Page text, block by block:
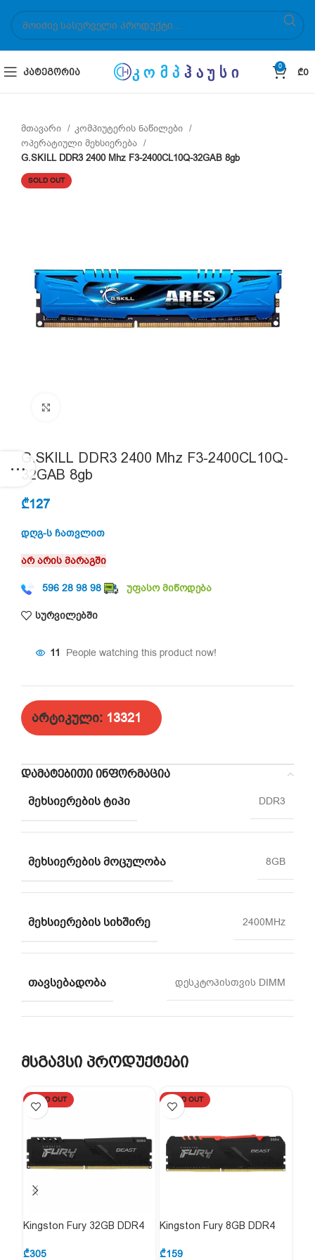
ᲙᲐᲢᲔᲒᲝᲠᲘᲐ
0
₾0
მთავარი
კომპიუტერის ნაწილები
ოპერატიული მეხსიერება
G.SKILL DDR3 2400 Mhz F3-2400CL10Q-32GAB 8gb
SOLD OUT
G.SKILL DDR3 2400 Mhz F3-2400CL10Q-
32GAB 8gb
₾127
დღგ-ს ჩათვლით
არ არის მარაგში
596 28 98 98 უფასო მიწოდება
სურვილებში
11 People watching this product now!
არტიკული: 13321
ᲓᲐᲛᲐᲢᲔᲑᲘᲗᲘ ᲘᲜᲤᲝᲠᲛᲐᲪᲘᲐ
ᲛᲔᲮᲡᲘᲔᲠᲔᲑᲘᲡ ᲢᲘᲞᲘ DDR3
ᲛᲔᲮᲡᲘᲔᲠᲔᲑᲘᲡ ᲛᲝᲪᲣᲚᲝᲑᲐ 8GB
ᲛᲔᲮᲡᲘᲔᲠᲔᲑᲘᲡ ᲡᲘᲮᲨᲘᲠᲔ 2400MHz
ᲗᲐᲕᲡᲔᲑᲐᲓᲝᲑᲐ დესკტოპისთვის DIMM
მსგავსი პროდუქტები
SOLD OUT
Kingston Fury 32GB DDR4
₾305
SOLD OUT
Kingston Fury 8GB DDR4
₾159